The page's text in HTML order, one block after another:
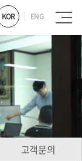
KOR ENG
고객문의